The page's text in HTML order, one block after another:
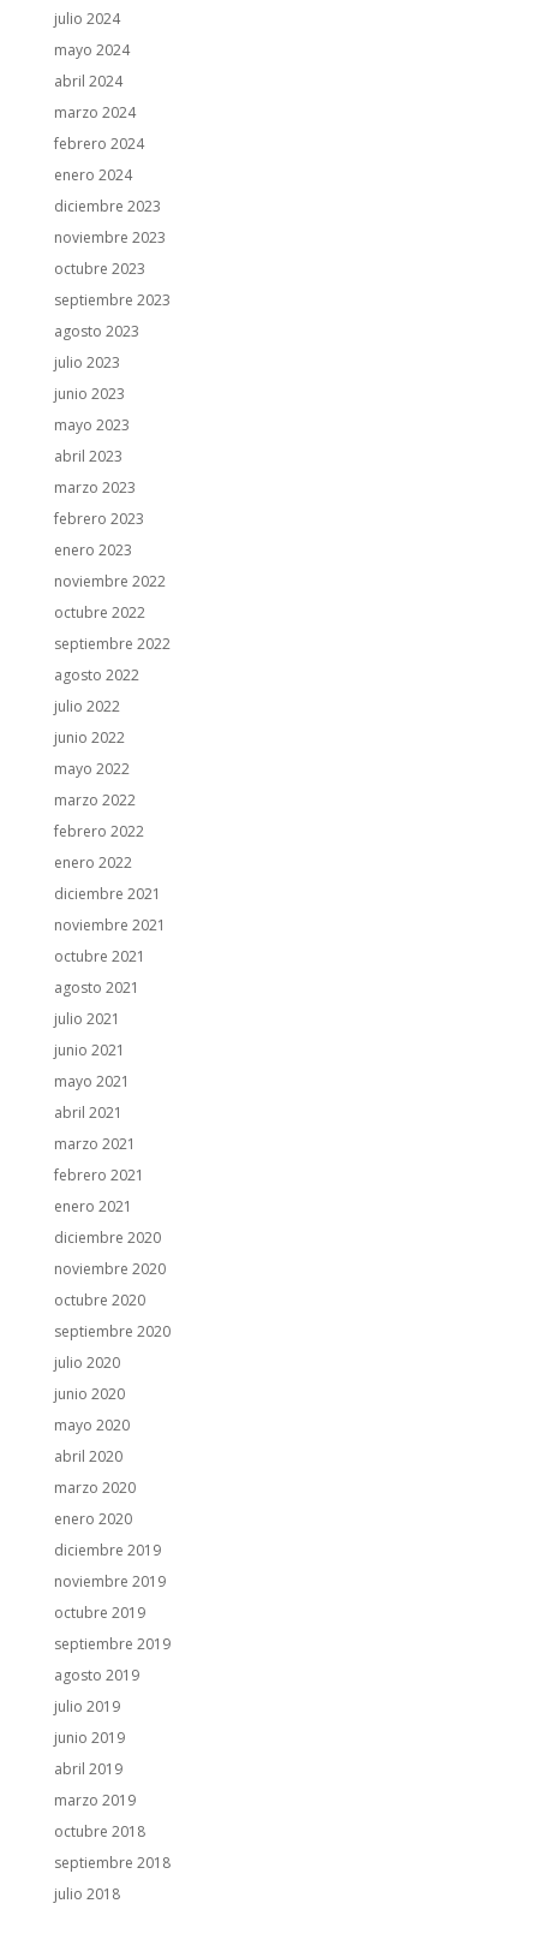
julio 2024
mayo 2024
abril 2024
marzo 2024
febrero 2024
enero 2024
diciembre 2023
noviembre 2023
octubre 2023
septiembre 2023
agosto 2023
julio 2023
junio 2023
mayo 2023
abril 2023
marzo 2023
febrero 2023
enero 2023
noviembre 2022
octubre 2022
septiembre 2022
agosto 2022
julio 2022
junio 2022
mayo 2022
marzo 2022
febrero 2022
enero 2022
diciembre 2021
noviembre 2021
octubre 2021
agosto 2021
julio 2021
junio 2021
mayo 2021
abril 2021
marzo 2021
febrero 2021
enero 2021
diciembre 2020
noviembre 2020
octubre 2020
septiembre 2020
julio 2020
junio 2020
mayo 2020
abril 2020
marzo 2020
enero 2020
diciembre 2019
noviembre 2019
octubre 2019
septiembre 2019
agosto 2019
julio 2019
junio 2019
abril 2019
marzo 2019
octubre 2018
septiembre 2018
julio 2018